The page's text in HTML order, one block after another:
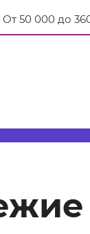
От 50 000 до